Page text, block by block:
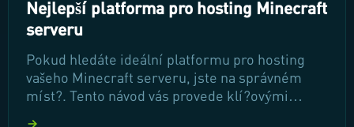
prost?edí!
Nejlepší platforma pro hosting Minecraft
serveru
Pokud hledáte ideální platformu pro hosting
vašeho Minecraft serveru, jste na správném
míst?. Tento návod vás provede klí?ovými